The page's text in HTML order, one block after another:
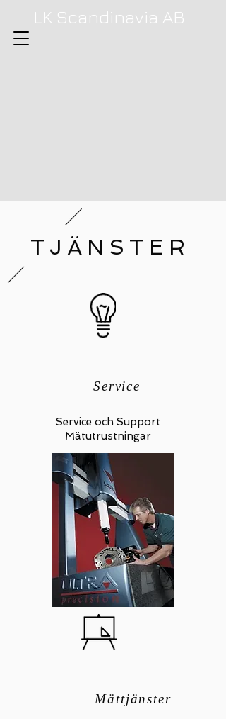
LK Scandinavia AB
TJÄNSTER
Service
Service och Support
Mätutrustningar
Mättjänster